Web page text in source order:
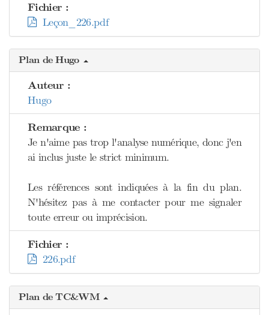
Fichier :
Leçon_226.pdf
Plan de Hugo
Auteur :
Hugo
Remarque :
Je n'aime pas trop l'analyse numérique, donc j'en
ai inclus juste le strict minimum.
Les références sont indiquées à la fin du plan.
N'hésitez pas à me contacter pour me signaler
toute erreur ou imprécision.
Fichier :
226.pdf
Plan de TC&WM